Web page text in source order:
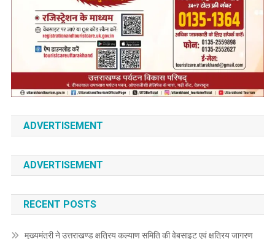
ADVERTISEMENT
ADVERTISEMENT
RECENT POSTS
मुख्यमंत्री ने उत्तराखण्ड क्षत्रिय कल्याण समिति की वेबसाइट एवं क्षत्रिय जागरण